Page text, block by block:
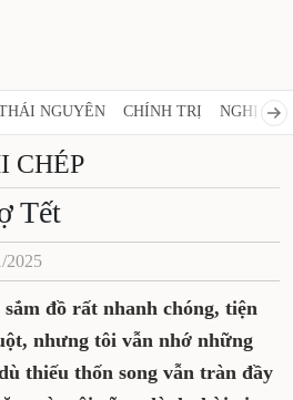
NGUYÊN CHÍNH TRỊ NGHỊ
CHÉP
Tết
2025
sắm đồ rất nhanh
cú nhấp chuột, nhưng
Tết xưa giản dị, dù